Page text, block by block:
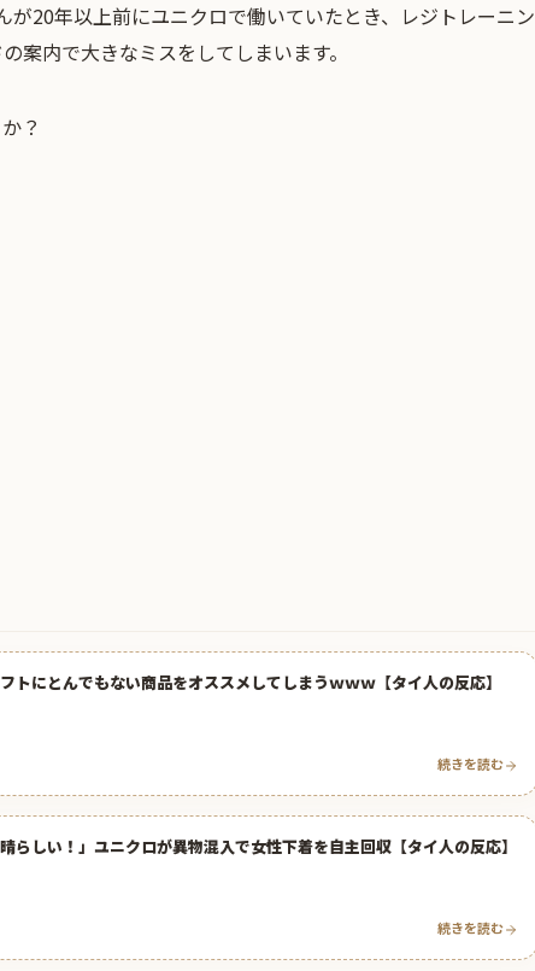
20年以上前にユニクロで働いていたとき、レジトレーニン
案内で大きなミスをしてしまいます。
？
トにとんでもない商品をオススメしてしまうｗｗｗ【タイ人の反応】
続きを読む
らしい！」ユニクロが異物混入で女性下着を自主回収【タイ人の反応】
続きを読む